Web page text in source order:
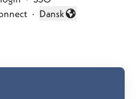
·
Skift sprog
Dansk